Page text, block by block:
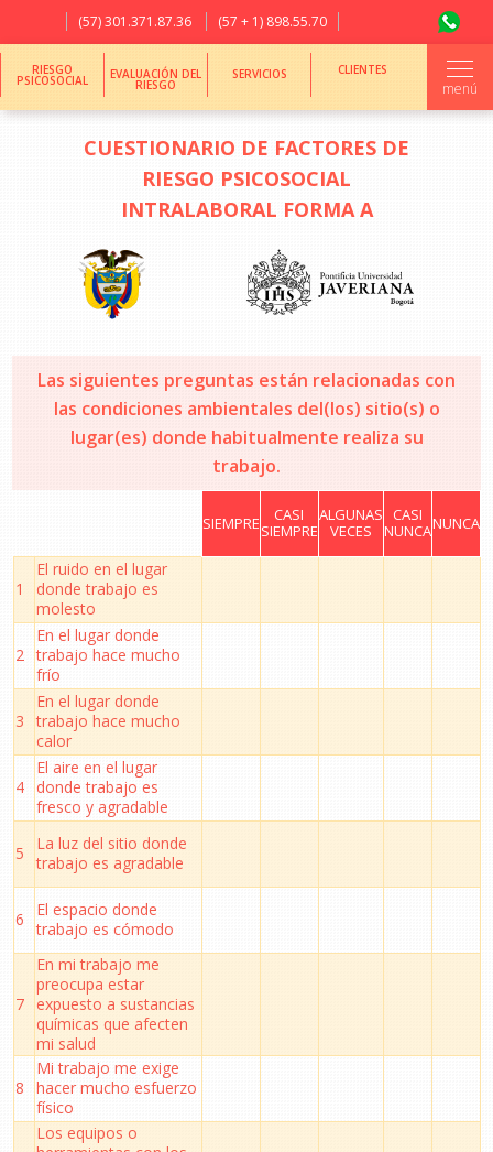
(57) 301.371.87.36 (57 + 1) 898.55.70
RIESGO
PSICOSOCIAL EVALUACIÓN DEL
RIESGO
SERVICIOS CLIENTES
menú
CUESTIONARIO DE FACTORES DE
RIESGO PSICOSOCIAL
INTRALABORAL FORMA A
Las siguientes preguntas están relacionadas con
las condiciones ambientales del(los) sitio(s) o
lugar(es) donde habitualmente realiza su
trabajo.
SIEMPRE
CASI
SIEMPRE
ALGUNAS
VECES
CASI
NUNCANUNCA
1
El ruido en el lugar
donde trabajo es
molesto
2
En el lugar donde
trabajo hace mucho
frío
3
En el lugar donde
trabajo hace mucho
calor
4
El aire en el lugar
donde trabajo es
fresco y agradable
5
La luz del sitio donde
trabajo es agradable
6
El espacio donde
trabajo es cómodo
7
En mi trabajo me
preocupa estar
expuesto a sustancias
químicas que afecten
mi salud
8
Mi trabajo me exige
hacer mucho esfuerzo
físico
Los equipos o